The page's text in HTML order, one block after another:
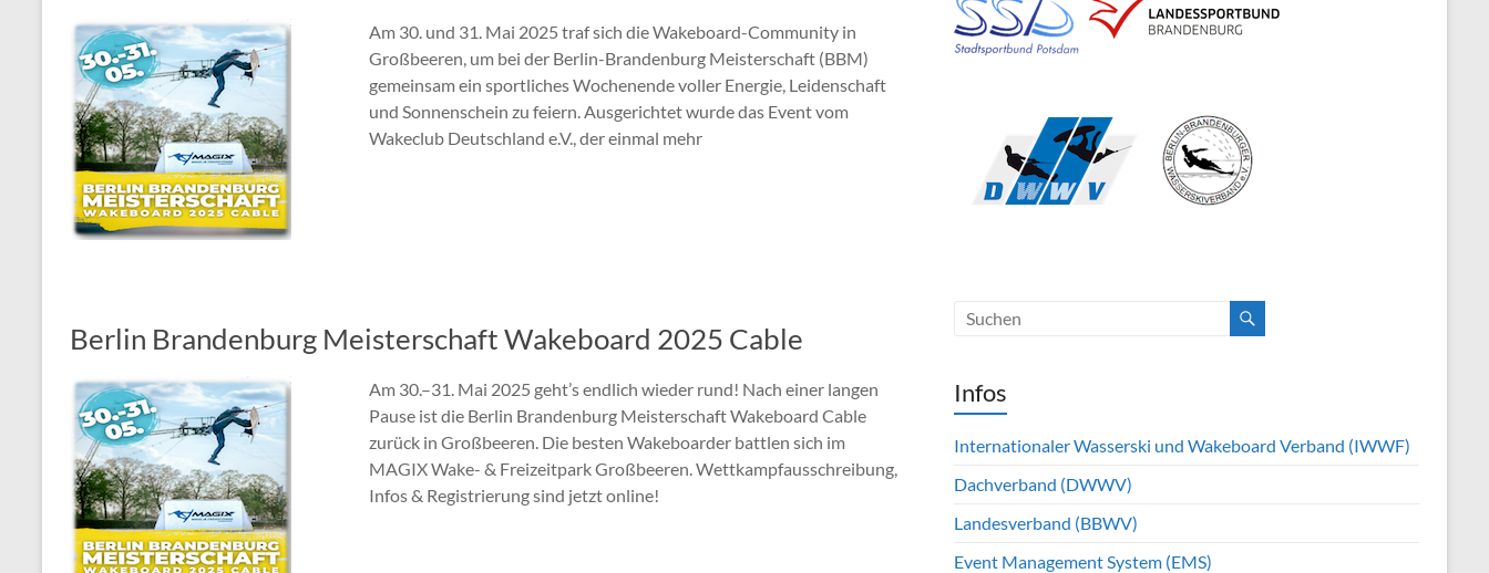
Am 30. und 31. Mai 2025 traf sich die Wakeboard-Community in
Großbeeren, um bei der Berlin-Brandenburg Meisterschaft (BBM)
gemeinsam ein sportliches Wochenende voller Energie, Leidenschaft
und Sonnenschein zu feiern. Ausgerichtet wurde das Event vom
Wakeclub Deutschland e.V., der einmal mehr
Berlin Brandenburg Meisterschaft Wakeboard 2025 Cable
Am 30.–31. Mai 2025 geht’s endlich wieder rund! Nach einer langen
Pause ist die Berlin Brandenburg Meisterschaft Wakeboard Cable
zurück in Großbeeren. Die besten Wakeboarder battlen sich im
MAGIX Wake- & Freizeitpark Großbeeren. Wettkampfausschreibung,
Infos & Registrierung sind jetzt online!
Infos
Internationaler Wasserski und Wakeboard Verband (IWWF)
Dachverband (DWWV)
Landesverband (BBWV)
Event Management System (EMS)